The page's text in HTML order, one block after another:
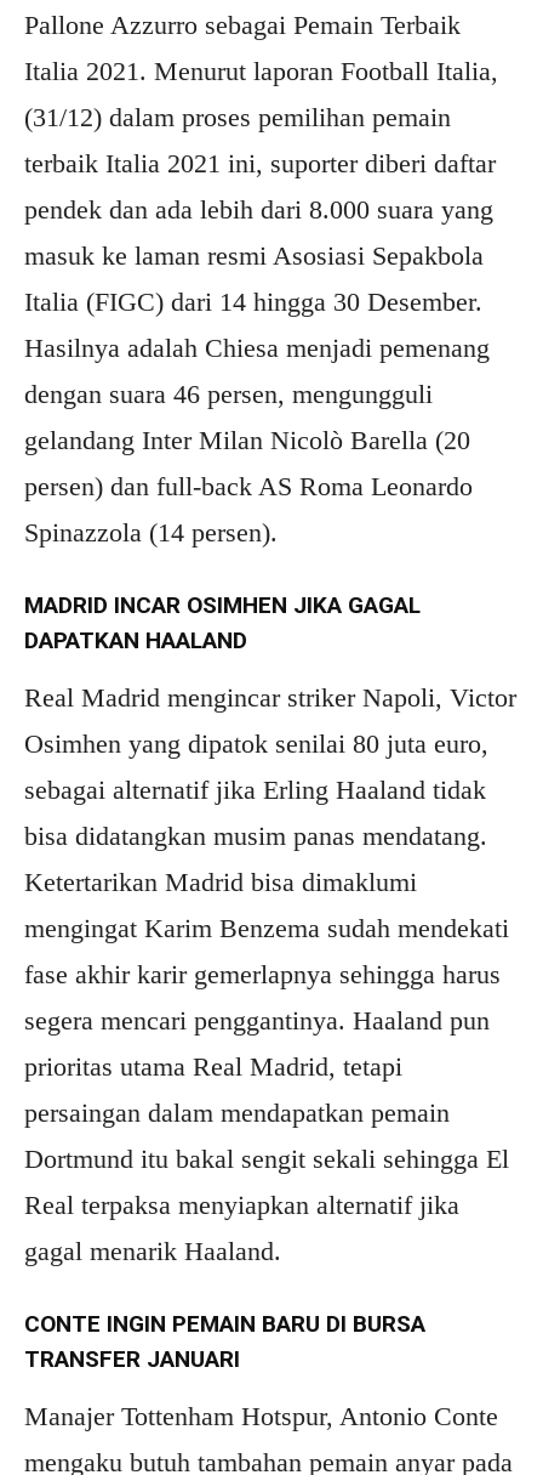
Pallone Azzurro sebagai Pemain Terbaik
Italia 2021. Menurut laporan Football Italia,
(31/12) dalam proses pemilihan pemain
terbaik Italia 2021 ini, suporter diberi daftar
pendek dan ada lebih dari 8.000 suara yang
masuk ke laman resmi Asosiasi Sepakbola
Italia (FIGC) dari 14 hingga 30 Desember.
Hasilnya adalah Chiesa menjadi pemenang
dengan suara 46 persen, mengungguli
gelandang Inter Milan Nicolò Barella (20
persen) dan full-back AS Roma Leonardo
Spinazzola (14 persen).
MADRID INCAR OSIMHEN JIKA GAGAL
DAPATKAN HAALAND
Real Madrid mengincar striker Napoli, Victor
Osimhen yang dipatok senilai 80 juta euro,
sebagai alternatif jika Erling Haaland tidak
bisa didatangkan musim panas mendatang.
Ketertarikan Madrid bisa dimaklumi
mengingat Karim Benzema sudah mendekati
fase akhir karir gemerlapnya sehingga harus
segera mencari penggantinya. Haaland pun
prioritas utama Real Madrid, tetapi
persaingan dalam mendapatkan pemain
Dortmund itu bakal sengit sekali sehingga El
Real terpaksa menyiapkan alternatif jika
gagal menarik Haaland.
CONTE INGIN PEMAIN BARU DI BURSA
TRANSFER JANUARI
Manajer Tottenham Hotspur, Antonio Conte
mengaku butuh tambahan pemain anyar pada